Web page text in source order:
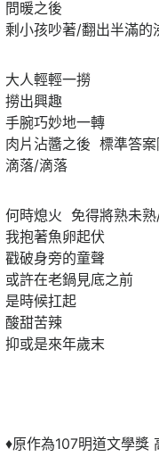
問暖之後
剩小孩吵著/翻出半滿的
大人輕輕一撈
撈出興趣
手腕巧妙地一轉
肉片沾醬之後 標準答
滴落/滴落
何時熄火 免得將熟未
我抱著魚卵起伏
戳破身旁的童聲
或許在老鍋見底之前
是時候扛起
酸甜苦辣
抑或是來年歲末
♦原作為107明道文學獎